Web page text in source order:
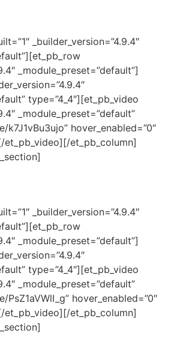
_builder_version=”4.9.4″
_module_preset=”default”]
type=”4_4″][et_pb_video
_module_preset=”default”
hover_enabled=”0″
et_pb_video][/et_pb_column]
_builder_version=”4.9.4″
_module_preset=”default”]
type=”4_4″][et_pb_video
_module_preset=”default”
hover_enabled=”0″
et_pb_video][/et_pb_column]